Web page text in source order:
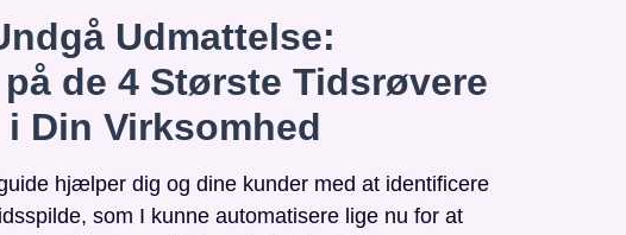
Udmattelse:
de 4 Største Tidsrøvere
i Din Virksomhed
hjælper dig og dine kunder med at identificere
som I kunne automatisere lige nu for at